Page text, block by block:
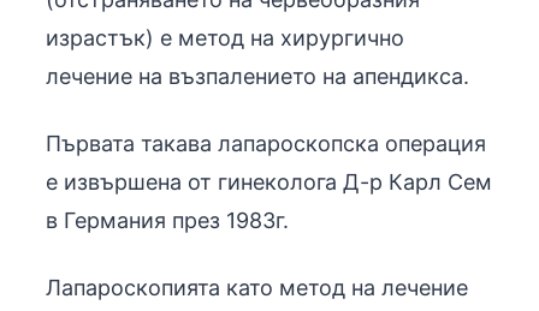
израстък) е метод на хирургично
лечение на възпалението на апендикса.
Първата такава лапароскопска операция
е извършена от гинеколога Д-р Карл Сем
в Германия през 1983г.
Лапароскопията като метод на лечение